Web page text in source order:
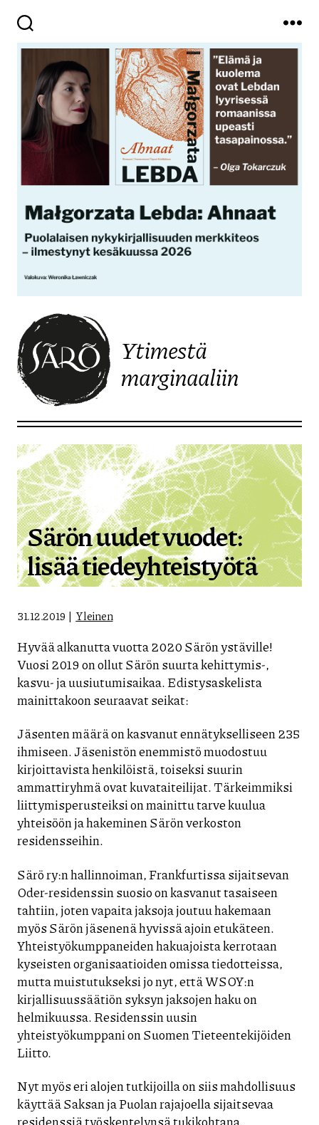
Ytimestä
marginaaliin
Särön uudet vuodet:
lisää tiedeyhteistyötä
31.12.2019 Yleinen
Hyvää alkanutta vuotta 2020 Särön ystäville!
Vuosi 2019 on ollut Särön suurta kehittymis-,
kasvu- ja uusiutumisaikaa. Edistysaskelista
mainittakoon seuraavat seikat:
Jäsenten määrä on kasvanut ennätykselliseen 235
ihmiseen. Jäsenistön enemmistö muodostuu
kirjoittavista henkilöistä, toiseksi suurin
ammattiryhmä ovat kuvataiteilijat. Tärkeimmiksi
liittymisperusteiksi on mainittu tarve kuulua
yhteisöön ja hakeminen Särön verkoston
residensseihin.
Särö ry:n hallinnoiman, Frankfurtissa sijaitsevan
Oder-residenssin suosio on kasvanut tasaiseen
tahtiin, joten vapaita jaksoja joutuu hakemaan
myös Särön jäsenenä hyvissä ajoin etukäteen.
Yhteistyökumppaneiden hakuajoista kerrotaan
kyseisten organisaatioiden omissa tiedotteissa,
mutta muistutukseksi jo nyt, että WSOY:n
kirjallisuussäätiön syksyn jaksojen haku on
helmikuussa. Residenssin uusin
yhteistyökumppani on Suomen Tieteentekijöiden
Liitto.
Nyt myös eri alojen tutkijoilla on siis mahdollisuus
käyttää Saksan ja Puolan rajajoella sijaitsevaa